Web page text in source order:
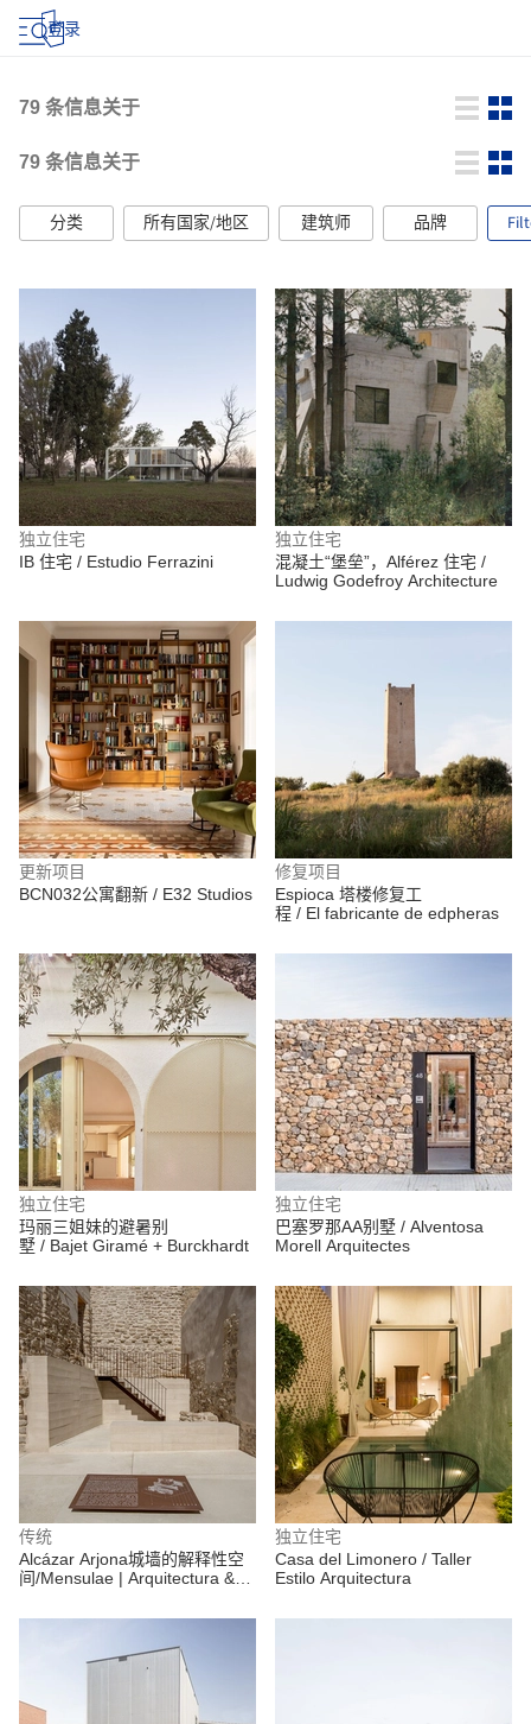
登录
79 条信息关于
79 条信息关于
分类 所有国家/地区 建筑师 品牌
独立住宅
IB 住宅 / Estudio Ferrazini
独立住宅
混凝土“堡垒”，Alférez 住宅 /
Ludwig Godefroy Architecture
更新项目
BCN032公寓翻新 / E32 Studios
修复项目
Espioca 塔楼修复工
程 / El fabricante de edpheras
独立住宅
玛丽三姐妹的避暑别
墅 / Bajet Giramé + Burckhardt
独立住宅
巴塞罗那AA别墅 / Alventosa
Morell Arquitectes
传统
Alcázar Arjona城墙的解释性空
间/Mensulae | Arquitectura &
独立住宅
Casa del Limonero / Taller
Estilo Arquitectura